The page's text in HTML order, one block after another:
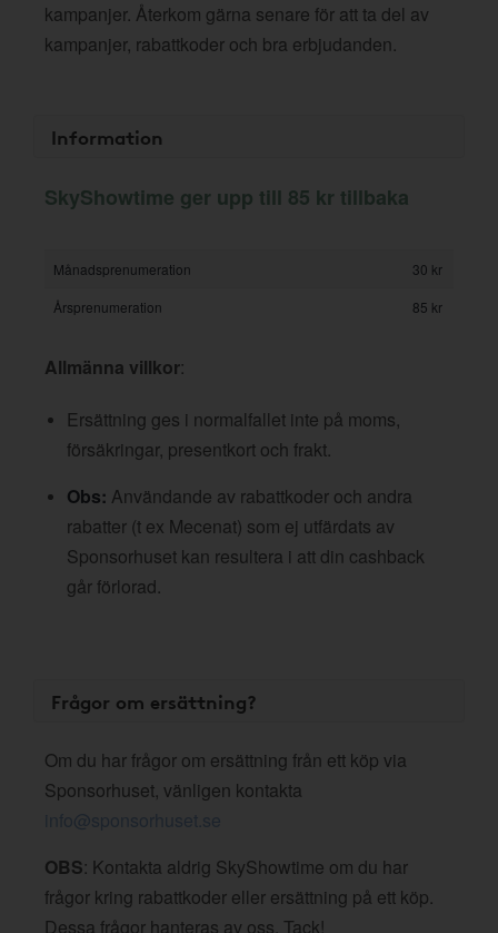
kampanjer. Återkom gärna senare för att ta del av
kampanjer, rabattkoder och bra erbjudanden.
Information
SkyShowtime ger upp till 85 kr tillbaka
Månadsprenumeration
30 kr
Årsprenumeration
85 kr
Allmänna villkor:
Ersättning ges i normalfallet inte på moms,
försäkringar, presentkort och frakt.
Obs: Användande av rabattkoder och andra
rabatter (t ex Mecenat) som ej utfärdats av
Sponsorhuset kan resultera i att din cashback
går förlorad.
Frågor om ersättning?
Om du har frågor om ersättning från ett köp via
Sponsorhuset, vänligen kontakta
info@sponsorhuset.se
OBS: Kontakta aldrig SkyShowtime om du har
frågor kring rabattkoder eller ersättning på ett köp.
Dessa frågor hanteras av oss. Tack!